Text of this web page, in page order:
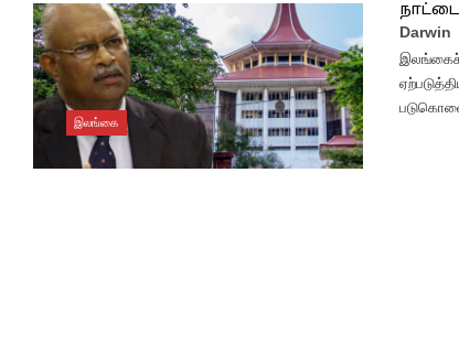
இலங்கை
Darwin
இலங்கைச்